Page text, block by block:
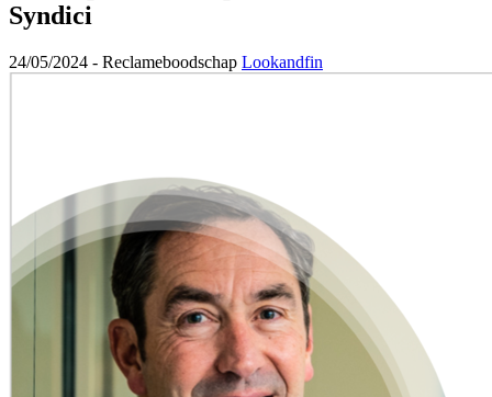
Syndici
24/05/2024 - Reclameboodschap Lookandfin